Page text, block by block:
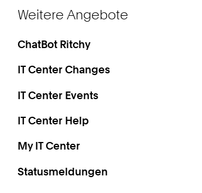
Weitere Angebote
ChatBot Ritchy
IT Center Changes
IT Center Events
IT Center Help
My IT Center
Statusmeldungen